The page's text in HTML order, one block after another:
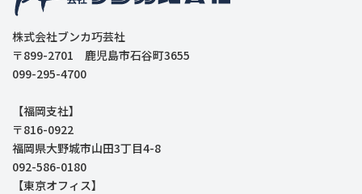
株式会社ブンカ巧芸社
〒899-2701 鹿児島市石谷町3655
099-295-4700
【福岡支社】
〒816-0922
福岡県大野城市山田3丁目4-8
092-586-0180
【東京オフィス】